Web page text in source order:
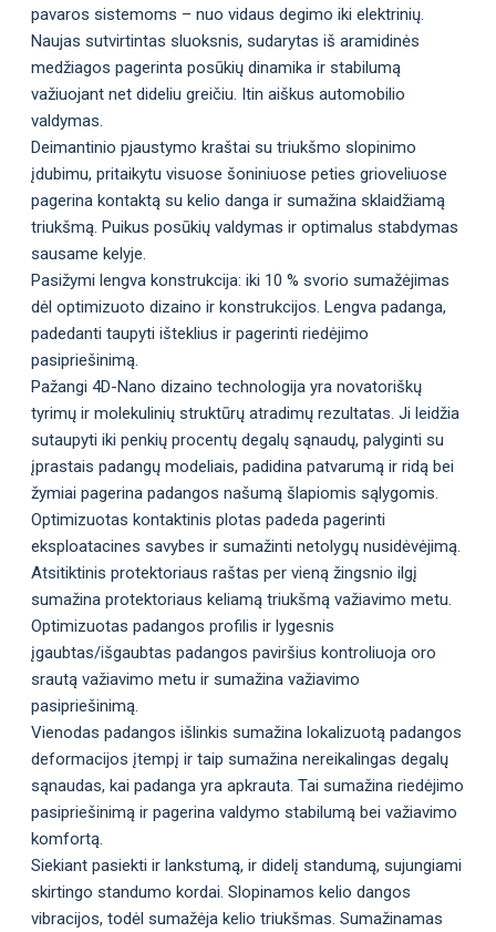
pavaros sistemoms – nuo vidaus degimo iki elektrinių.
Naujas sutvirtintas sluoksnis, sudarytas iš aramidinės
medžiagos pagerinta posūkių dinamika ir stabilumą
važiuojant net dideliu greičiu. Itin aiškus automobilio
valdymas.
Deimantinio pjaustymo kraštai su triukšmo slopinimo
įdubimu, pritaikytu visuose šoniniuose peties grioveliuose
pagerina kontaktą su kelio danga ir sumažina sklaidžiamą
triukšmą. Puikus posūkių valdymas ir optimalus stabdymas
sausame kelyje.
Pasižymi lengva konstrukcija: iki 10 % svorio sumažėjimas
dėl optimizuoto dizaino ir konstrukcijos. Lengva padanga,
padedanti taupyti išteklius ir pagerinti riedėjimo
pasipriešinimą.
Pažangi 4D-Nano dizaino technologija yra novatoriškų
tyrimų ir molekulinių struktūrų atradimų rezultatas. Ji leidžia
sutaupyti iki penkių procentų degalų sąnaudų, palyginti su
įprastais padangų modeliais, padidina patvarumą ir ridą bei
žymiai pagerina padangos našumą šlapiomis sąlygomis.
Optimizuotas kontaktinis plotas padeda pagerinti
eksploatacines savybes ir sumažinti netolygų nusidėvėjimą.
Atsitiktinis protektoriaus raštas per vieną žingsnio ilgį
sumažina protektoriaus keliamą triukšmą važiavimo metu.
Optimizuotas padangos profilis ir lygesnis
įgaubtas/išgaubtas padangos paviršius kontroliuoja oro
srautą važiavimo metu ir sumažina važiavimo
pasipriešinimą.
Vienodas padangos išlinkis sumažina lokalizuotą padangos
deformacijos įtempį ir taip sumažina nereikalingas degalų
sąnaudas, kai padanga yra apkrauta. Tai sumažina riedėjimo
pasipriešinimą ir pagerina valdymo stabilumą bei važiavimo
komfortą.
Siekiant pasiekti ir lankstumą, ir didelį standumą, sujungiami
skirtingo standumo kordai. Slopinamos kelio dangos
vibracijos, todėl sumažėja kelio triukšmas. Sumažinamas